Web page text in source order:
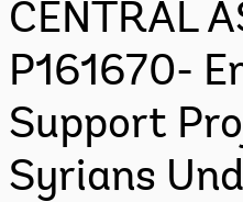
CENTRAL
P161670-
Support
Syrians